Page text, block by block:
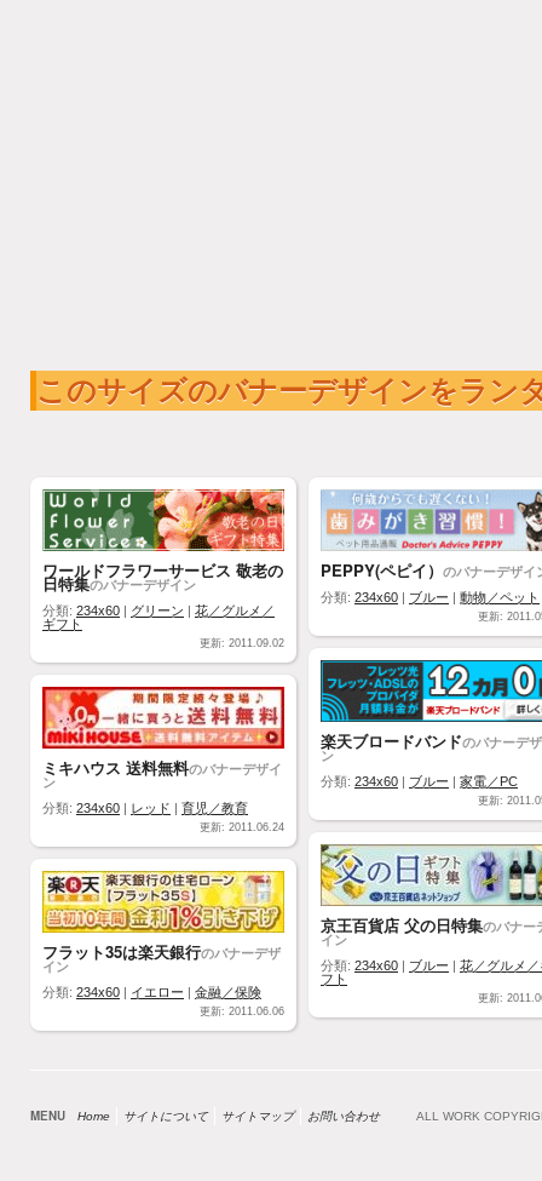
このサイズのバナーデザインをラン
ワールドフラワーサービス 敬老の
日特集のバナーデザイン
分類: 234x60 グリーン
花／グルメ／
ギフト
更新: 2011.09.02
PEPPY(ペピイ） のバナーデザイ
分類: 234x60 ブルー 動物／ペット
更新:
楽天ブロードバンドのバナーデ
ン
分類: 234x60 ブルー 家電／PC
更新:
ミキハウス 送料無料のバナーデザイ
ン
分類: 234x60 レッド 育児／教育
更新: 2011.06.24
京王百貨店 父の日特集のバナー
イン
分類: 234x60 ブルー
花／グルメ／
フト
更新:
フラット35は楽天銀行のバナーデザ
イン
分類: 234x60 イエロー 金融／保険
更新: 2011.06.06
MENU Home サイトについて サイトマップ お問い合わせ ALL WORK